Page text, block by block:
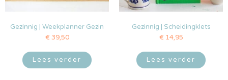
Gezinnig | Weekplanner Gezin
€ 39,50
Lees verder
Gezinnig | Scheidingklets
€ 14,95
Lees verder